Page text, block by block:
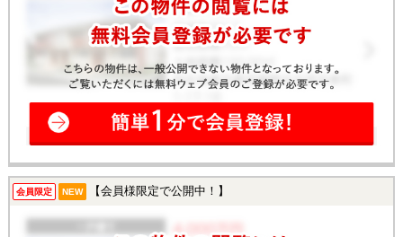
会員限定 NEW 【会員様限定で公開中！】